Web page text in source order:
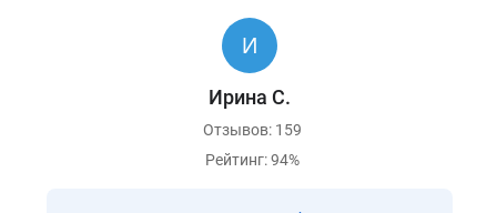
Ирина С.
Отзывов: 159
Рейтинг: 94%